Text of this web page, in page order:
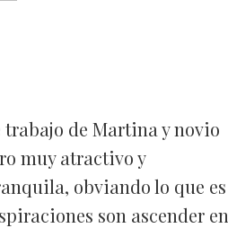
de Martina y novio
muy atractivo y
obviando lo que es
son ascender en